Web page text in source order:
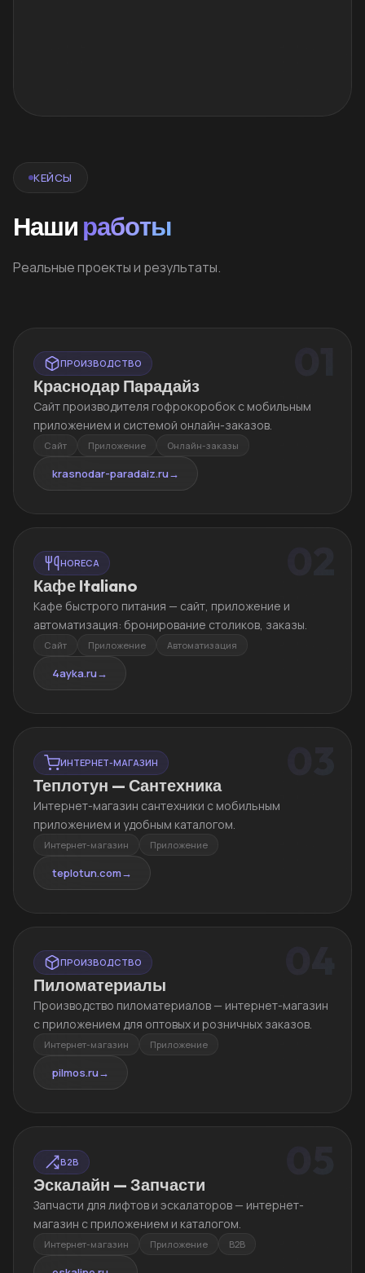
КЕЙСЫ
Наши работы
Реальные проекты и результаты.
ПРОИЗВОДСТВО
Краснодар Парадайз
Сайт производителя гофрокоробок с мобильным
приложением и системой онлайн-заказов.
Сайт Приложение Онлайн-заказы
krasnodar-paradaiz.ru→
HORECA
Кафе Italiano
Кафе быстрого питания — сайт, приложение и
автоматизация: бронирование столиков, заказы.
Сайт Приложение Автоматизация
4ayka.ru→
ИНТЕРНЕТ-МАГАЗИН
Теплотун — Сантехника
Интернет-магазин сантехники с мобильным
приложением и удобным каталогом.
Интернет-магазин Приложение
teplotun.com→
ПРОИЗВОДСТВО
Пиломатериалы
Производство пиломатериалов — интернет-магазин
с приложением для оптовых и розничных заказов.
Интернет-магазин Приложение
pilmos.ru→
B2B
Эскалайн — Запчасти
Запчасти для лифтов и эскалаторов — интернет-
магазин с приложением и каталогом.
Интернет-магазин Приложение B2B